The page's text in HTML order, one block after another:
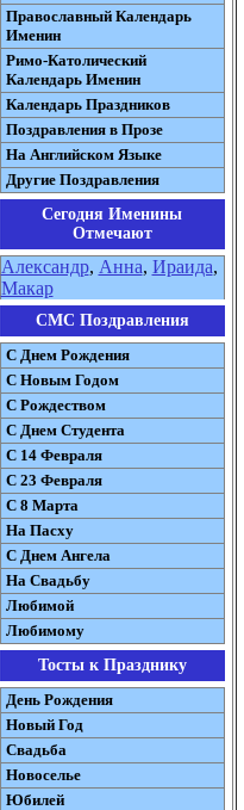
Православный Календарь
Именин
Римо-Католический
Календарь Именин
Календарь Праздников
Поздравления в Прозе
На Английском Языке
Другие Поздравления
Сегодня Именины
Отмечают
Александр, Анна, Ираида,
Макар
СМС Поздравления
С Днем Рождения
С Новым Годом
С Рождеством
C Днем Студента
С 14 Февраля
С 23 Февраля
С 8 Марта
На Пасху
C Днем Ангела
На Свадьбу
Любимой
Любимому
Тосты к Празднику
День Рождения
Новый Год
Свадьба
Новоселье
Юбилей